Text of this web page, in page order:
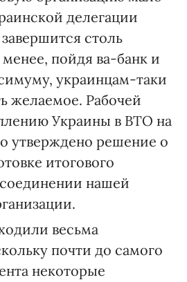
делегации
столь
пойдя ва-банк и
украинцам-таки
желаемое. Рабочей
Украины в ВТО на
утверждено решение о
итогового
нашей
весьма
почти до самого
некоторые